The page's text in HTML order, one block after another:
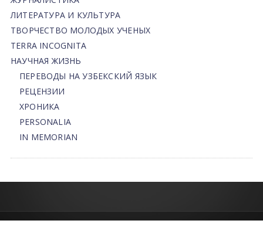
ЛИТЕРАТУРА И КУЛЬТУРА
ТВОРЧЕСТВО МОЛОДЫХ УЧЕНЫХ
TERRA INCOGNITA
НАУЧНАЯ ЖИЗНЬ
ПЕРЕВОДЫ НА УЗБЕКСКИЙ ЯЗЫК
РЕЦЕНЗИИ
ХРОНИКА
PERSONALIA
IN MEMORIAN